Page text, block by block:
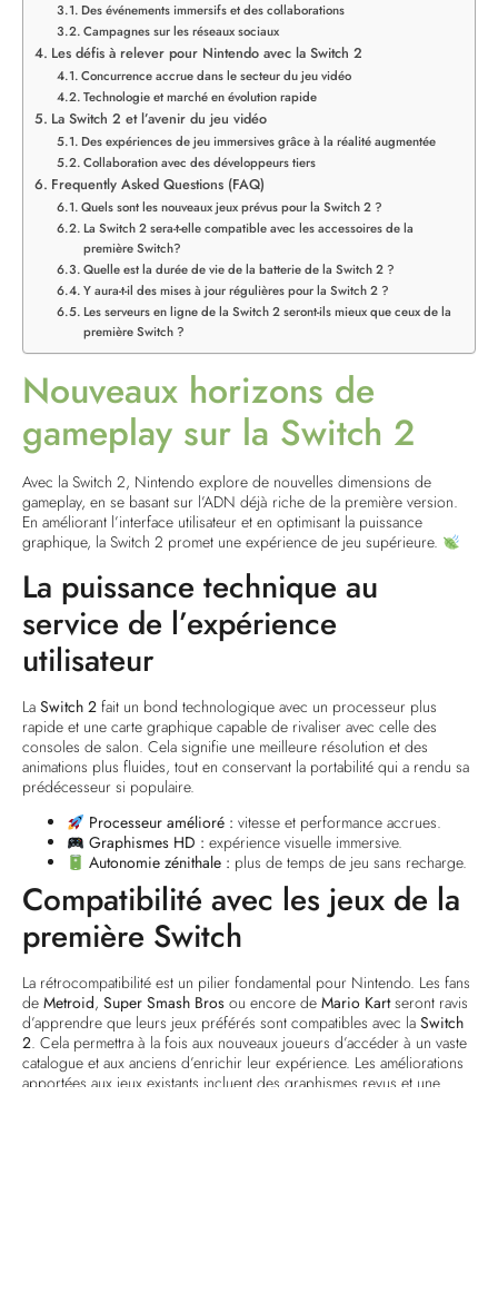
Des événements immersifs et des collaborations
Campagnes sur les réseaux sociaux
Les défis à relever pour Nintendo avec la Switch 2
Concurrence accrue dans le secteur du jeu vidéo
Technologie et marché en évolution rapide
La Switch 2 et l’avenir du jeu vidéo
Des expériences de jeu immersives grâce à la réalité augmentée
Collaboration avec des développeurs tiers
Frequently Asked Questions (FAQ)
Quels sont les nouveaux jeux prévus pour la Switch 2 ?
La Switch 2 sera-t-elle compatible avec les accessoires de la
première Switch?
Quelle est la durée de vie de la batterie de la Switch 2 ?
Y aura-t-il des mises à jour régulières pour la Switch 2 ?
Les serveurs en ligne de la Switch 2 seront-ils mieux que ceux de la
première Switch ?
Nouveaux horizons de
gameplay sur la Switch 2
Avec la Switch 2, Nintendo explore de nouvelles dimensions de
gameplay, en se basant sur l’ADN déjà riche de la première version.
En améliorant l’interface utilisateur et en optimisant la puissance
graphique, la Switch 2 promet une expérience de jeu supérieure.
La puissance technique au
service de l’expérience
utilisateur
La Switch 2 fait un bond technologique avec un processeur plus
rapide et une carte graphique capable de rivaliser avec celle des
consoles de salon. Cela signifie une meilleure résolution et des
animations plus fluides, tout en conservant la portabilité qui a rendu sa
prédécesseur si populaire.
Processeur amélioré : vitesse et performance accrues.
Graphismes HD : expérience visuelle immersive.
Autonomie zénithale : plus de temps de jeu sans recharge.
Compatibilité avec les jeux de la
première Switch
La rétrocompatibilité est un pilier fondamental pour Nintendo. Les fans
de Metroid, Super Smash Bros ou encore de Mario Kartseront ravis
d’apprendre que leurs jeux préférés sont compatibles avec la Switch
2. Cela permettra à la fois aux nouveaux joueurs d’accéder à un vaste
catalogue et aux anciens d’enrichir leur expérience. Les améliorations
apportées aux jeux existants incluent des graphismes revus et une